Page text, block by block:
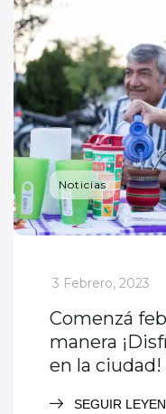
Noticias
_
3 Febrero, 2023
Comenzá
manera
en la ciudad!
SEGUIR